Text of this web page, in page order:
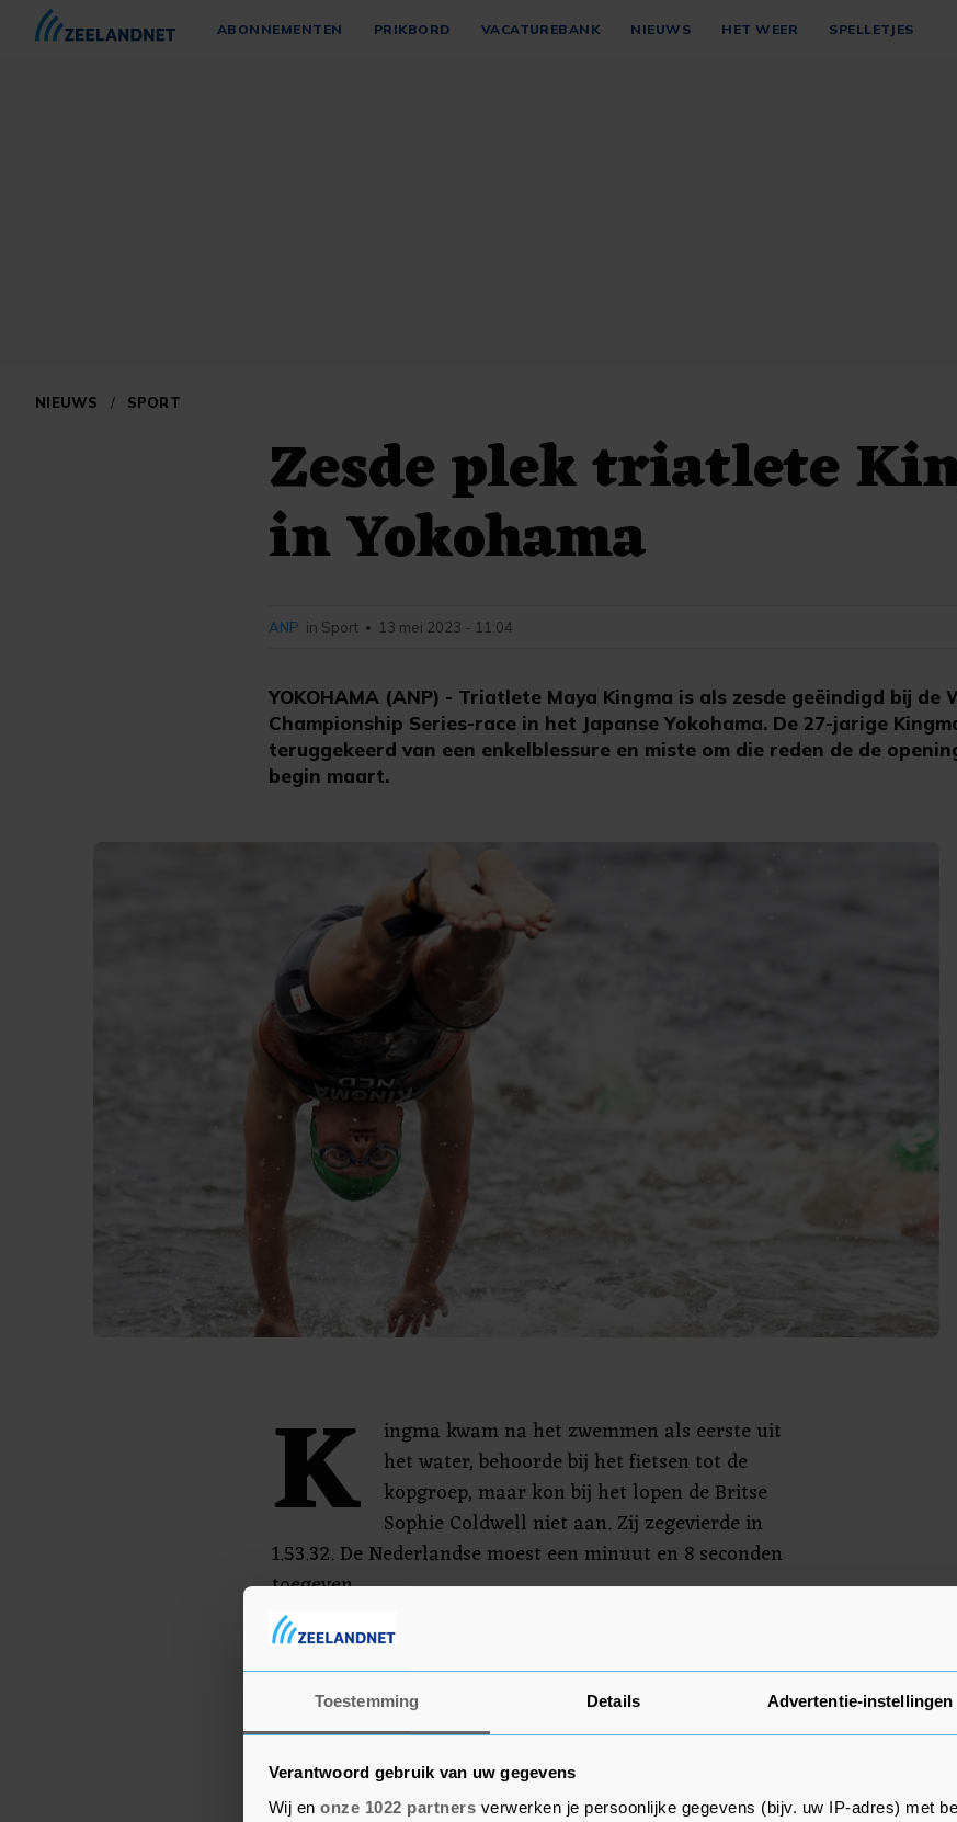
Toestemming Details Advertentie-instellingen
Verantwoord gebruik van uw gegevens
Wij en onze 1022 partners verwerken je persoonlijke gegevens (bijv. uw IP-adres) met
ABONNEMENTEN PRIKBORD VACATUREBANK NIEUWS HET WEER SPELLETJES
NIEUWS / SPORT
Zesde plek triatlete
in Yokohama
YOKOHAMA (ANP) - Triatlete Maya Kingma is als zesde geëindigd bij de
Championship Series-race in het Japanse Yokohama. De 27-jarige
teruggekeerd van een enkelblessure en miste om die reden de de
begin maart.
ANP in Sport • 13 mei 2023 - 11:04
K
ingma kwam na het zwemmen als eerste uit
het water, behoorde bij het fietsen tot de
kopgroep, maar kon bij het lopen de Britse
Sophie Coldwell niet aan. Zij zegevierde in
1.53.32. De Nederlandse moest een minuut en 8 seconden
toegeven.
Rachel Klamer werd 38e, Rani Skrabanja 51e. Bij de
mannen kwam Richard Murray als 36e over de finish.